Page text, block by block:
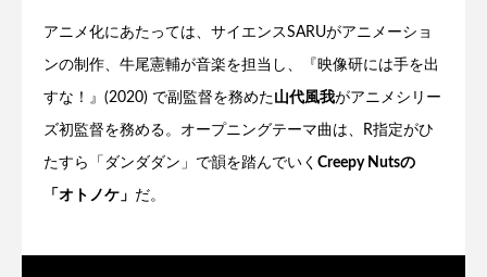
アニメ化にあたっては、サイエンスSARUがアニメーショ
ンの制作、牛尾憲輔が音楽を担当し、『映像研には手を出
すな！』(2020) で副監督を務めた山代風我がアニメシリー
ズ初監督を務める。オープニングテーマ曲は、R指定がひ
たすら「ダンダダン」で韻を踏んでいく Creepy Nutsの
「オトノケ」 だ。